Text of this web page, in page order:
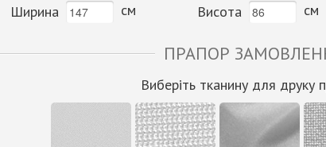
Ширина см Висота см
ПРАПОР
Виберіть тканину для друку